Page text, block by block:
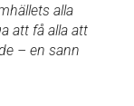
alla
att få alla att
–en sann